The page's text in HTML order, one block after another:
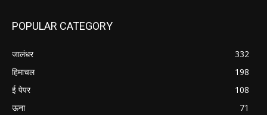
POPULAR CATEGORY
जालंधर
332
हिमाचल
198
ई पेपर
108
ऊना
71